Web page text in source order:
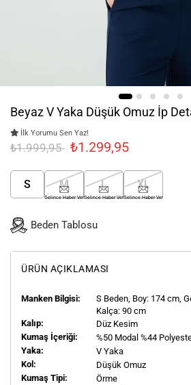
Beyaz V Yaka Düşük Omuz İp
İlk Yorumu Sen Yaz!
₺1.999,95 ₺1.299,95
S M
Gelince Haber Ver
L
Gelince Haber Ver
XL
Gelince Haber Ver
Beden Tablosu
ÜRÜN AÇIKLAMASI
Manken Bilgisi: S Beden, Boy: 174 cm,
Kalça: 90 cm
Kalıp:
Düz Kesim
Kumaş İçeriği:
%50 Modal %44
Yaka:
V Yaka
Kol:
Düşük Omuz
Kumaş Tipi:
Örme